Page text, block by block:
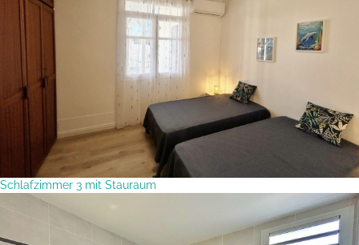
Schlafzimmer 3 mit Stauraum